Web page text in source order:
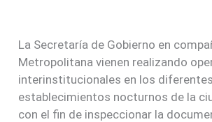
La Secretaría de Gobierno en
Metropolitana vienen realizando
interinstitucionales en los diferentes
establecimientos nocturnos de la
con el fin de inspeccionar la